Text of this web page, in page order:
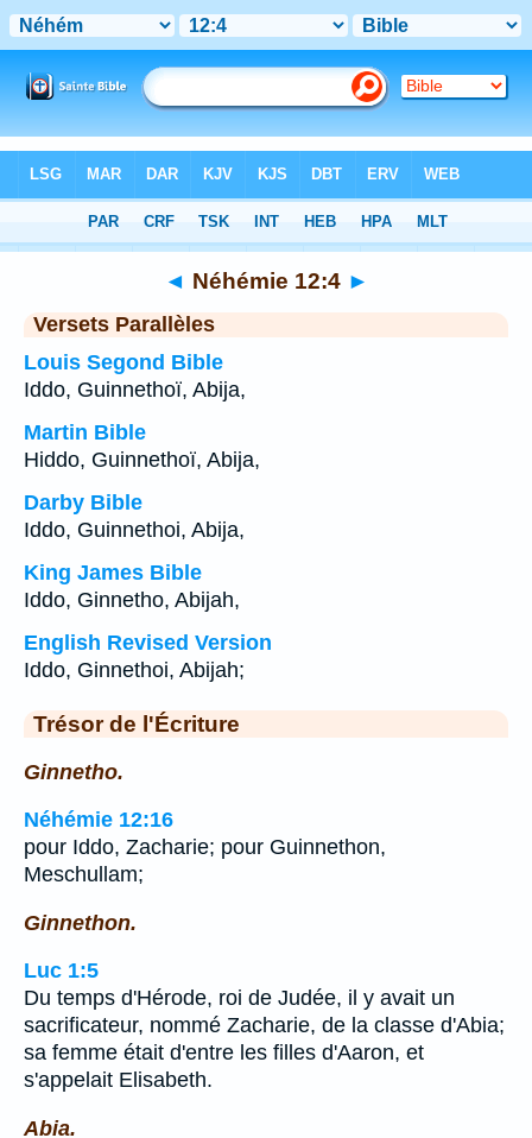
Chapitre 12> Verset 4
◄ Néhémie 12:4 ►
Versets Parallèles
Louis Segond Bible
Iddo, Guinnethoï, Abija,
Martin Bible
Hiddo, Guinnethoï, Abija,
Darby Bible
Iddo, Guinnethoi, Abija,
King James Bible
Iddo, Ginnetho, Abijah,
English Revised Version
Iddo, Ginnethoi, Abijah;
Trésor de l'Écriture
Ginnetho.
Néhémie 12:16
pour Iddo, Zacharie; pour Guinnethon,
Meschullam;
Ginnethon.
Luc 1:5
Du temps d'Hérode, roi de Judée, il y avait un
sacrificateur, nommé Zacharie, de la classe d'Abia;
sa femme était d'entre les filles d'Aaron, et
s'appelait Elisabeth.
Abia.